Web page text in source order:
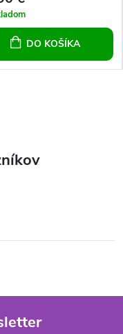
DO KOŠÍKA